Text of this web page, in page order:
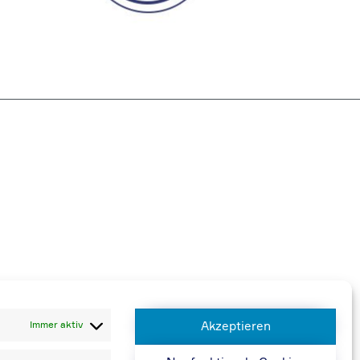
Immer aktiv Akzeptieren